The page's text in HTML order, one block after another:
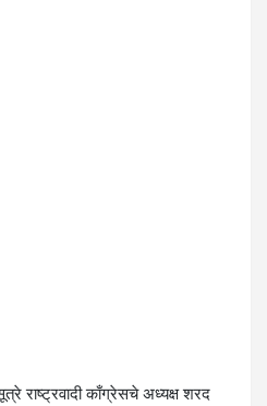
राष्ट्रवादी काँग्रेसचे अध्यक्ष शरद